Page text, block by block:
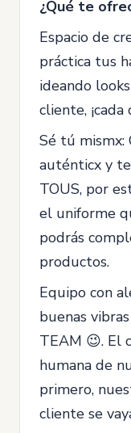
¿Qué te
Espacio de
práctica tus
ideando
cliente,
Sé tú mismx:
auténticx y
TOUS, por
el uniforme
podrás
productos.
Equipo con
buenas
TEAM 😉. El
humana de
primero,
cliente se